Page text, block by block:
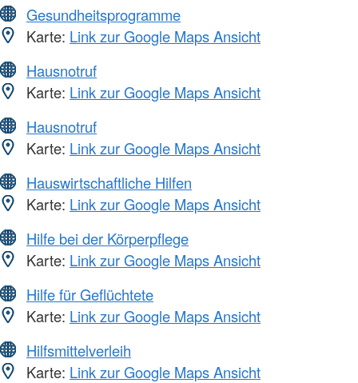
Gesundheitsprogramme
Karte: Link zur Google Maps Ansicht
Hausnotruf
Karte: Link zur Google Maps Ansicht
Hausnotruf
Karte: Link zur Google Maps Ansicht
Hauswirtschaftliche Hilfen
Karte: Link zur Google Maps Ansicht
Hilfe bei der Körperpflege
Karte: Link zur Google Maps Ansicht
Hilfe für Geflüchtete
Karte: Link zur Google Maps Ansicht
Hilfsmittelverleih
Karte: Link zur Google Maps Ansicht